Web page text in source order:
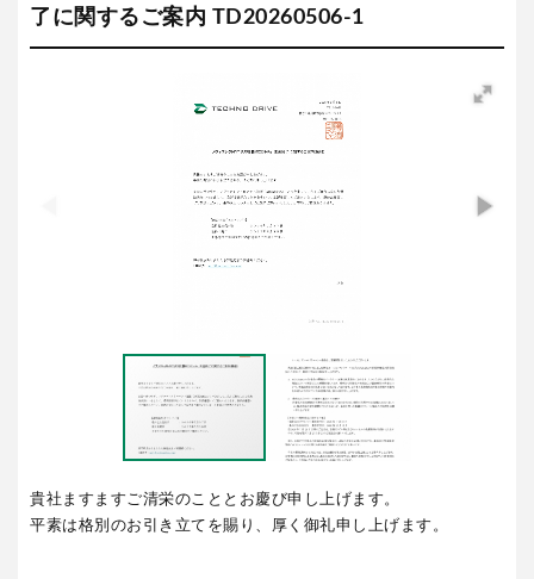
了に関するご案内 TD20260506-1
貴社ますますご清栄のこととお慶び申し上げます。
平素は格別のお引き立てを賜り、厚く御礼申し上げます。